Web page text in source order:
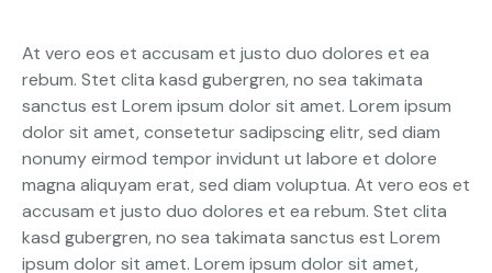
At vero eos et accusam et justo duo dolores et ea
rebum. Stet clita kasd gubergren, no sea takimata
sanctus est Lorem ipsum dolor sit amet. Lorem ipsum
dolor sit amet, consetetur sadipscing elitr, sed diam
nonumy eirmod tempor invidunt ut labore et dolore
magna aliquyam erat, sed diam voluptua. At vero eos et
accusam et justo duo dolores et ea rebum. Stet clita
kasd gubergren, no sea takimata sanctus est Lorem
ipsum dolor sit amet. Lorem ipsum dolor sit amet,